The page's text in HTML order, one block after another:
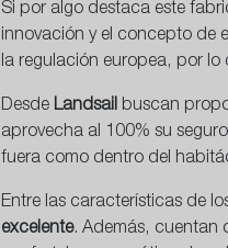
Si por algo destaca este
innovación y el concepto de
la regulación europea, por lo
Desde Landsail buscan
aprovecha al 100% su
fuera como dentro del
Entre las características de
excelente. Además, cuentan